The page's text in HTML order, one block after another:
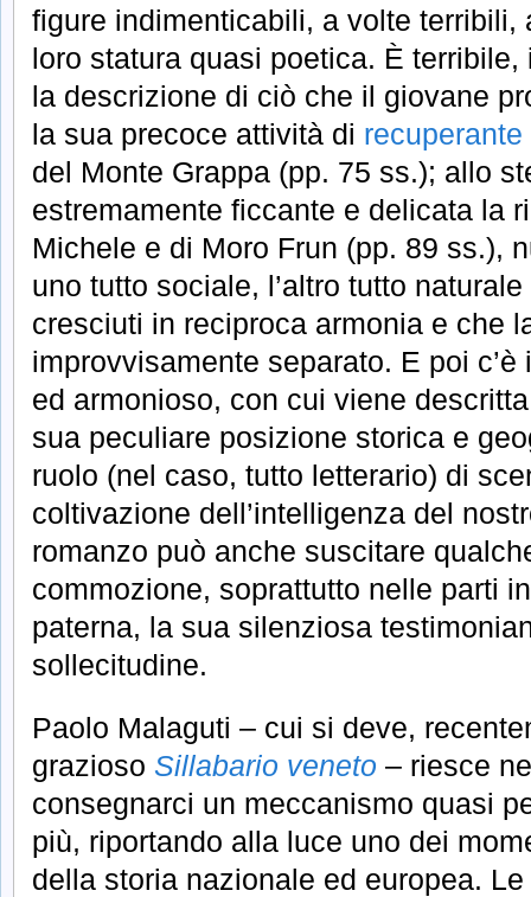
figure indimenticabili, a volte terribili,
loro statura quasi poetica. È
la descrizione di ciò che il giovane
la sua precoce attività di recuperante
del Monte Grappa (pp. 75 ss.); allo
estremamente ficcante e delicata la
Michele e di Moro Frun (pp. 89 ss.),
uno tutto sociale, l’altro tutto
cresciuti in reciproca armonia e che
improvvisamente separato. E poi
ed armonioso, con cui viene
sua peculiare posizione storica e
ruolo (nel caso, tutto letterario) di
coltivazione dell’intelligenza del
romanzo può anche suscitare
commozione, soprattutto nelle parti
paterna, la sua silenziosa
sollecitudine.
Paolo Malaguti – cui si deve,
grazioso Sillabario veneto – riesce
consegnarci un meccanismo quasi
più, riportando alla luce uno dei
della storia nazionale ed europea.